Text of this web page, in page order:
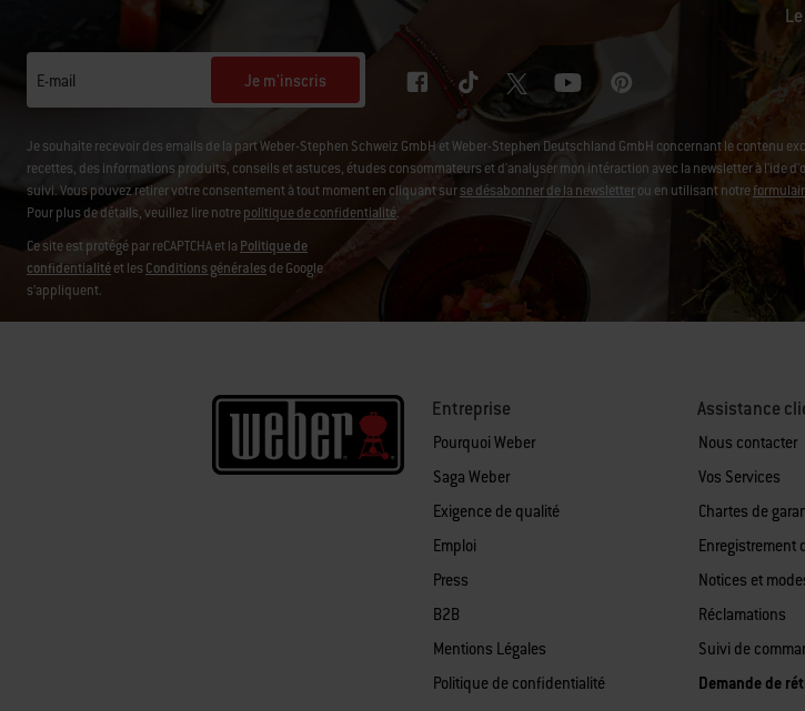
E-mail Je m'inscris
Je souhaite recevoir des emails de la part Weber-Stephen Schweiz GmbH et Weber-Stephen Deutschland GmbH concernant le contenu
recettes, des informations produits, conseils et astuces, études consommateurs et d'analyser mon intéraction avec la newsletter à l'ide
suivi. Vous pouvez retirer votre consentement à tout moment en cliquant surse désabonner de la newsletterou en utilisant notre
Pour plus de détails, veuillez lire notrepolitique de confidentialité.
Ce site est protégé par reCAPTCHA et la Politique de
confidentialitéet les Conditions généralesde Google
s’appliquent.
Entreprise
Pourquoi Weber
Saga Weber
Exigence de qualité
Emploi
Press
B2B
Mentions Légales
Politique de confidentialité
Assistance
Nous contacter
Vos Services
Chartes de
Enregistrement
Notices et
Réclamations
Suivi de
Demande de